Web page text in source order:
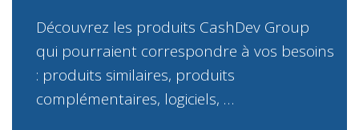
Découvrez les produits CashDev Group
qui pourraient correspondre à vos besoins
: produits similaires, produits
complémentaires, logiciels, …